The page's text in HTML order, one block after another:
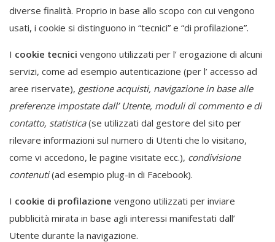
diverse finalità. Proprio in base allo scopo con cui vengono
usati, i cookie si distinguono in “tecnici” e “di profilazione”.
I cookie tecnici vengono utilizzati per l’ erogazione di alcuni
servizi, come ad esempio autenticazione (per l’ accesso ad
aree riservate), gestione acquisti, navigazione in base alle
preferenze impostate dall’ Utente, moduli di commento e di
contatto, statistica(se utilizzati dal gestore del sito per
rilevare informazioni sul numero di Utenti che lo visitano,
come vi accedono, le pagine visitate ecc.), condivisione
contenuti(ad esempio plug-in di Facebook).
I cookie di profilazione vengono utilizzati per inviare
pubblicità mirata in base agli interessi manifestati dall’
Utente durante la navigazione.